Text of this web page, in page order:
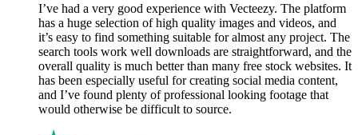
I’ve had a very good experience with Vecteezy. The platform
has a huge selection of high quality images and videos, and
it’s easy to find something suitable for almost any project. The
search tools work well downloads are straightforward, and the
overall quality is much better than many free stock websites. It
has been especially useful for creating social media content,
and I’ve found plenty of professional looking footage that
would otherwise be difficult to source.